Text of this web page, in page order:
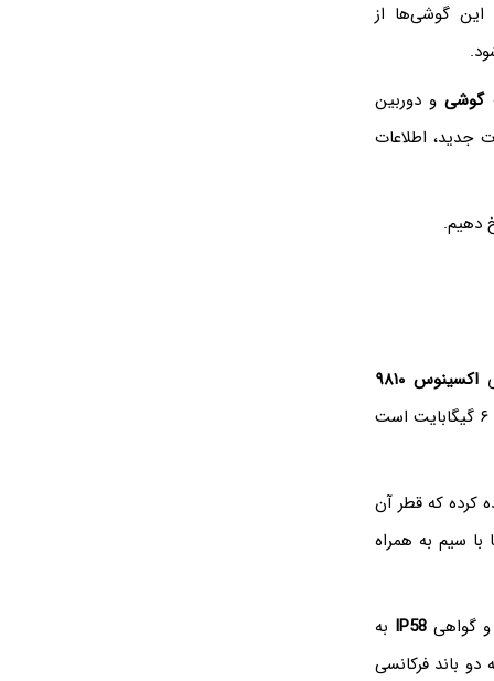
گوشی‌ها از
گوشیو دوربین
جدید، اطلاعات
دهیم.
اکسینوس ۹۸۱۰
سامسونگ بهره می‌برند که سریع‌ترین پردازنده برای گوشی‌های اندرویدی است. مقدار رم ۴ و ۶ گیگابایت است
در ۱۴۴۰ استفاده کرده که قطر آن
یا با سیم به همراه
گواهیIP58 به
دو باند فرکانسی